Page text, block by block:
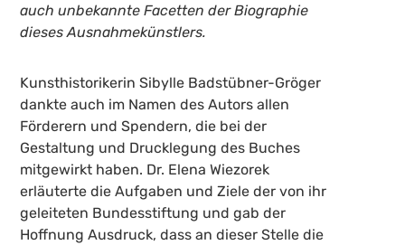
auch unbekannte Facetten der Biographie
dieses Ausnahmekünstlers.
Kunsthistorikerin Sibylle Badstübner-Gröger
dankte auch im Namen des Autors allen
Förderern und Spendern, die bei der
Gestaltung und Drucklegung des Buches
mitgewirkt haben. Dr. Elena Wiezorek
erläuterte die Aufgaben und Ziele der von ihr
geleiteten Bundesstiftung und gab der
Hoffnung Ausdruck, dass an dieser Stelle die